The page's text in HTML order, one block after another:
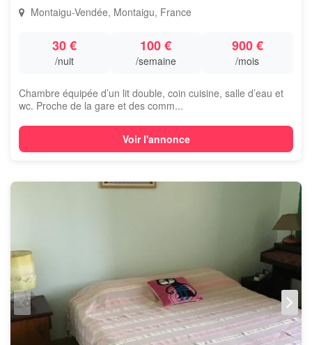
Montaigu-Vendée, Montaigu, France
30 €
/nuit
100 €
/semaine
900 €
/mois
Chambre équipée d’un lit double, coin cuisine, salle d’eau et
wc. Proche de la gare et des comm...
Voir l'annonce